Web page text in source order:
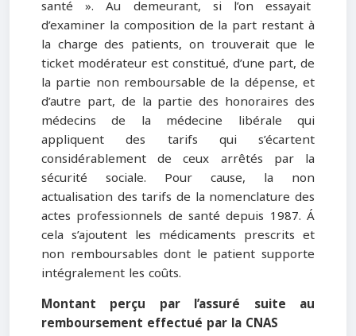
santé ». Au demeurant, si l’on essayait
d’examiner la composition de la part restant à
la charge des patients, on trouverait que le
ticket modérateur est constitué, d’une part, de
la partie non remboursable de la dépense, et
d’autre part, de la partie des honoraires des
médecins de la médecine libérale qui
appliquent des tarifs qui s’écartent
considérablement de ceux arrêtés par la
sécurité sociale. Pour cause, la non
actualisation des tarifs de la nomenclature des
actes professionnels de santé depuis 1987. Á
cela s’ajoutent les médicaments prescrits et
non remboursables dont le patient supporte
intégralement les coûts.
Montant perçu par l’assuré suite au
remboursement effectué par la CNAS